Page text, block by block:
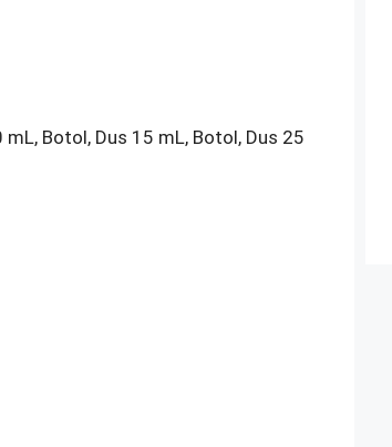
Botol, Dus 15 mL, Botol, Dus 25